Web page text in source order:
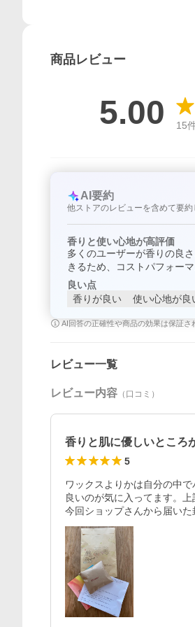
商品レビュー
5.00 15
AI要約
他ストアのレビューを含めて要約
香りと使い心地が高評価
多くのユーザーが香りの良
きるため、コストパフォー
良い点
香りが良い
使い心地が良
AI回答の正確性や商品の効果は保証さ
レビュー一覧
レビュー内容 （口コミ）
香りと肌に優しいところ
5
ワックスよりかは自分の中
良いのが気に入ってます。
今回ショップさんから届い